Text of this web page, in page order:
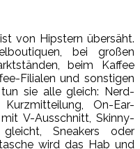
von Hipstern übersäht.
bei großen
beim Kaffee
Filialen und sonstigen
sie alle gleich: Nerd-
On-Ear-
V-Ausschnitt, Skinny-
Sneakers oder
wird das Hab und